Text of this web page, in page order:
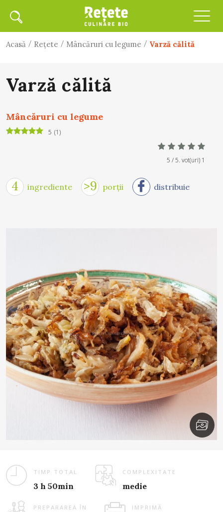
Acasă / Rețete / Mâncăruri cu legume / Varză călită
Varză călită
Mâncăruri cu legume
5 (1)
5 / 5. vot(uri) 1
4 ingrediente >9 porții distribuie
TIMP TOTAL
3 h 50min
COMPLEXITATE
medie
PREPARAREA ÎN IMPRIMĂ